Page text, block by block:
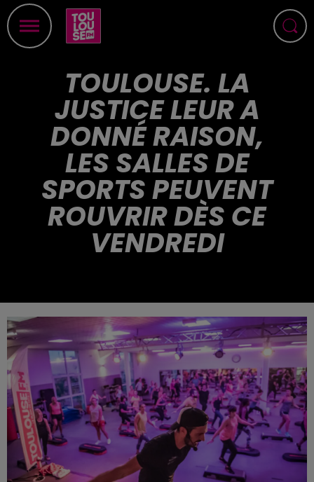
TOULOUSE. LA
JUSTICE LEUR A
DONNÉ RAISON,
LES SALLES DE
SPORTS PEUVENT
ROUVRIR DÈS CE
VENDREDI